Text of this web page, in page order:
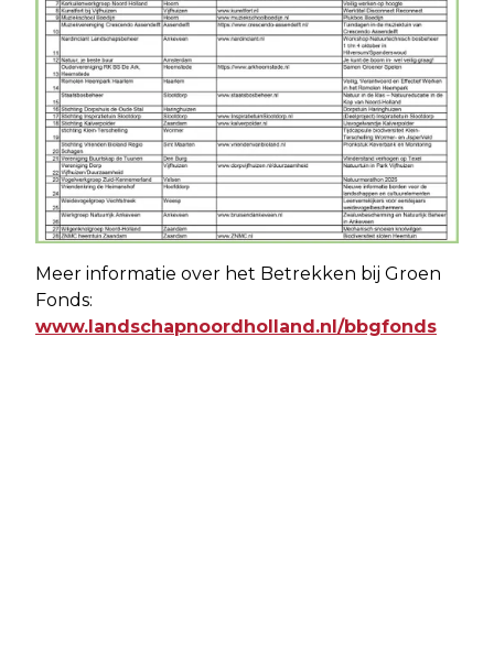
Meer informatie over het Betrekken bij Groen
Fonds:
www.landschapnoordholland.nl/bbgfonds